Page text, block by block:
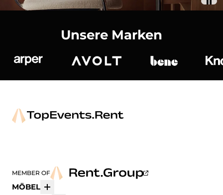
Unsere Marken
MEMBER OF
MÖBEL